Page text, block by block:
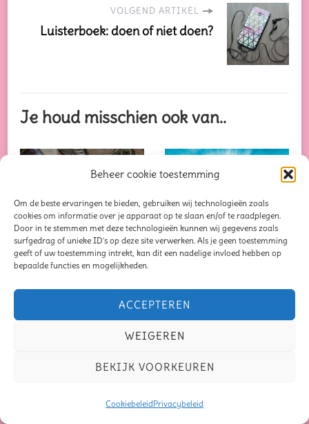
Beheer cookie toestemming
Om de beste ervaringen te bieden, gebruiken wij technologieën zoals
cookies om informatie over je apparaat op te slaan en/of te raadplegen.
Door in te stemmen met deze technologieën kunnen wij gegevens zoals
surfgedrag of unieke ID's op deze site verwerken. Als je geen toestemming
geeft of uw toestemming intrekt, kan dit een nadelige invloed hebben op
bepaalde functies en mogelijkheden.
ACCEPTEREN
WEIGEREN
BEKIJK VOORKEUREN
CookiebeleidPrivacybeleid
VOLGEND ARTIKEL
Luisterboek: doen of niet doen?
Je houd misschien ook van..
GEÜPDATET OP
26 DECEMBER 2019
GEÜPDATET OP
Laatste loodjes en